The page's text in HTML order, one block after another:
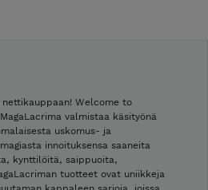
nettikauppaan! Welcome to
valmistaa käsityönä
uskomus- ja
innoituksensa saaneita
kynttilöitä, saippuoita,
tuotteet ovat uniikkeja